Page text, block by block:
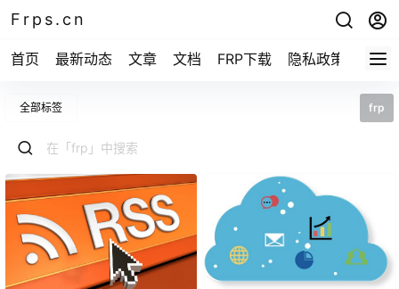
Frps.cn
首页 最新动态 文章 文档 FRP下载 隐私政策
全部标签 frp